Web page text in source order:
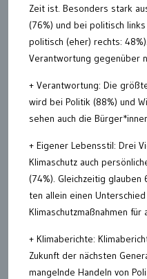
Zeit ist. Besonders stark
(76%) und bei politisch
politisch (eher) rechts:
Verantwortung gegenüber
+ Verantwortung: Die
wird bei Politik (88%) und
sehen auch die
+ Eigener Lebensstil: Drei
Klimaschutz auch
(74%). Gleichzeitig
ten allein einen
Klimaschutzmaßnahmen für
+ Klimaberichte:
Zukunft der nächsten
mangelnde Handeln von